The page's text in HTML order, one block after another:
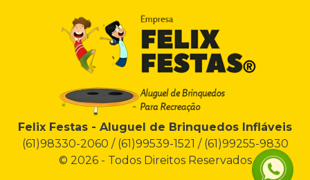
Felix Festas - Aluguel de Brinquedos Infláveis
(61)98330-2060 / (61)99539-1521 / (61)99255-9830
© 2026 - Todos Direitos Reservados